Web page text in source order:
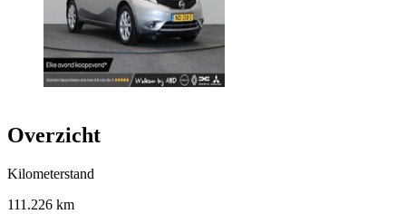
Overzicht
Kilometerstand
111.226 km